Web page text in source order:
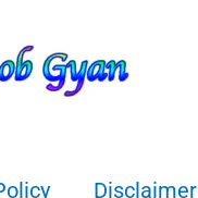
Disclaimer